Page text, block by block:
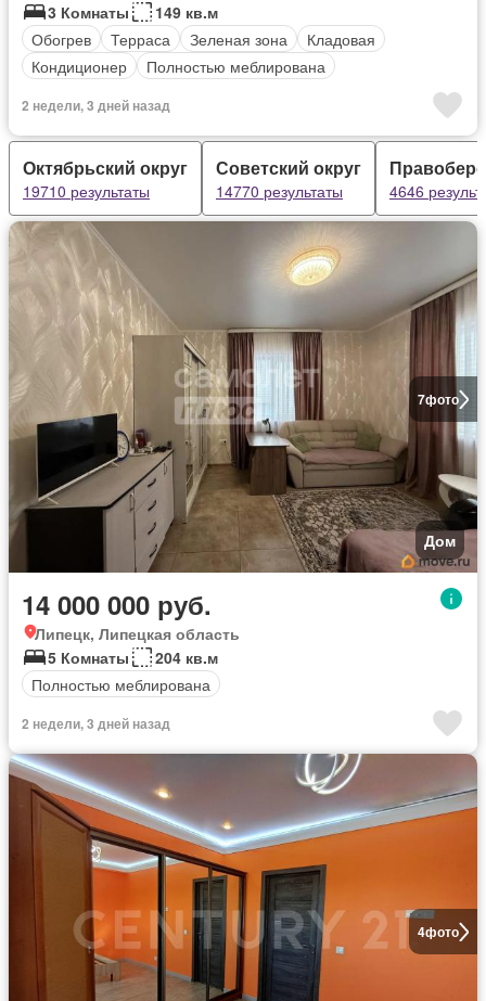
3 Комнаты
149 кв.м
Обогрев
Терраса Зеленая зона
Кладовая
Кондиционер
Полностью меблирована
2 недели, 3 дней назад
Октябрьский округ
19710 результаты
Советский округ
14770 результаты 4646
7фото
Дом
14 000 000 руб.
Липецк, Липецкая область
5 Комнаты
204 кв.м
Полностью меблирована
2 недели, 3 дней назад
4фото